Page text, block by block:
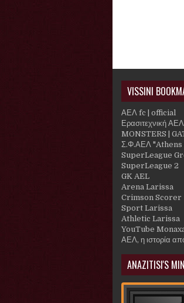
VISSINI
ΑΕΛ fc | official
Ερασιτεχνική ΑΕΛ
MONSTERS |
Σ.Φ.ΑΕΛ "Athens
SuperLeague
SuperLeague 2
GK AEL
Arena Larissa
Crimson Scorer
Sport Larissa
Athletic Larissa
YouTube
ΑΕΛ, η ιστορία
ANAZITISI'S